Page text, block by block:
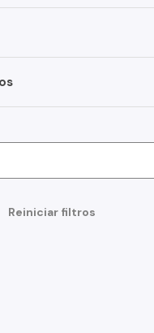
Reiniciar filtros